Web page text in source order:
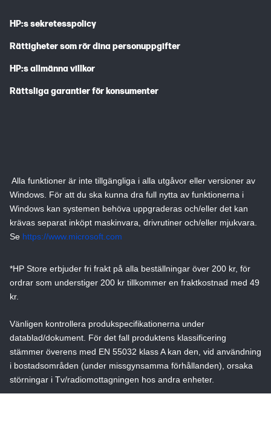
HP:s sekretesspolicy
Rättigheter som rör dina personuppgifter
HP:s allmänna villkor
Rättsliga garantier för konsumenter
Alla funktioner är inte tillgängliga i alla utgåvor eller versioner av
Windows. För att du ska kunna dra full nytta av funktionerna i
Windows kan systemen behöva uppgraderas och/eller det kan
krävas separat inköpt maskinvara, drivrutiner och/eller mjukvara.
Se https://www.microsoft.com
*HP Store erbjuder fri frakt på alla beställningar över 200 kr, för
ordrar som understiger 200 kr tillkommer en fraktkostnad med 49
kr.
Vänligen kontrollera produkspecifikationerna under
datablad/dokument. För det fall produktens klassificering
stämmer överens med EN 55032 klass A kan den, vid användning
i bostadsområden (under missgynsamma förhållanden), orsaka
störningar i Tv/radiomottagningen hos andra enheter.